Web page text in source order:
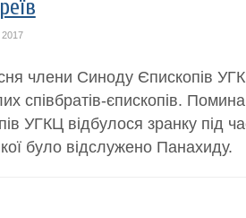
члени Синоду Єпископів
співбратів-єпископів.
УГКЦ відбулося зранку під
було відслужено Панахиду.